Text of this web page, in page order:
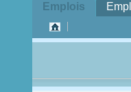
Emplois